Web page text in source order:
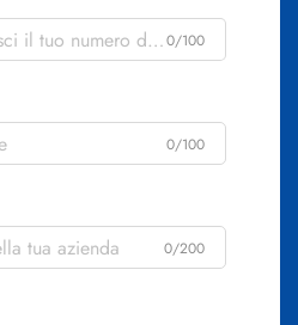
0/100
0/100
0/200